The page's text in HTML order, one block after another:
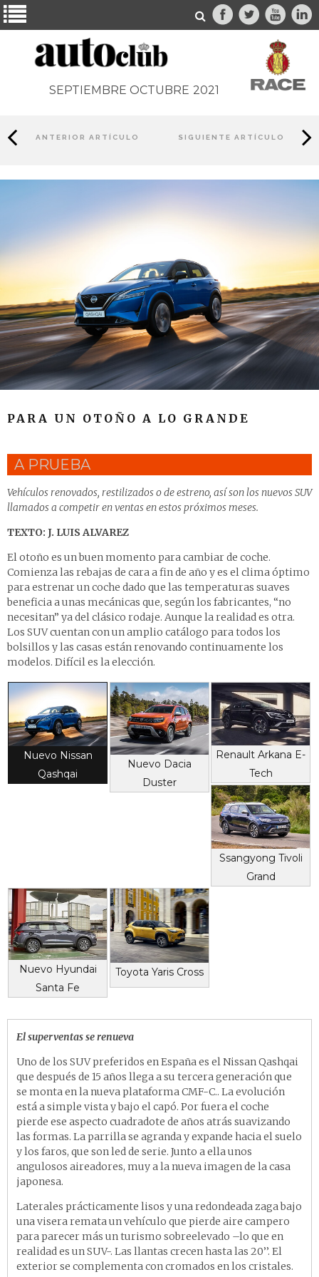
SEPTIEMBRE OCTUBRE 2021
ANTERIOR ARTÍCULO SIGUIENTE ARTÍCULO
PARA UN OTOÑO A LO GRANDE
A PRUEBA
Vehículos renovados, restilizados o de estreno, así son los nuevos SUV
llamados a competir en ventas en estos próximos meses.
TEXTO: J. LUIS ALVAREZ
El otoño es un buen momento para cambiar de coche.
Comienza las rebajas de cara a fin de año y es el clima óptimo
para estrenar un coche dado que las temperaturas suaves
beneficia a unas mecánicas que, según los fabricantes, “no
necesitan” ya del clásico rodaje. Aunque la realidad es otra.
Los SUV cuentan con un amplio catálogo para todos los
bolsillos y las casas están renovando continuamente los
modelos. Difícil es la elección.
Nuevo Nissan
Qashqai
Nuevo Dacia
Duster
Renault Arkana E-
Tech
Ssangyong Tivoli
Grand
Nuevo Hyundai
Santa Fe
Toyota Yaris Cross
El superventas se renueva
Uno de los SUV preferidos en España es el Nissan Qashqai
que después de 15 años llega a su tercera generación que
se monta en la nueva plataforma CMF-C.. La evolución
está a simple vista y bajo el capó. Por fuera el coche
pierde ese aspecto cuadradote de años atrás suavizando
las formas. La parrilla se agranda y expande hacia el suelo
y los faros, que son led de serie. Junto a ella unos
angulosos aireadores, muy a la nueva imagen de la casa
japonesa.
Laterales prácticamente lisos y una redondeada zaga bajo
una visera remata un vehículo que pierde aire campero
para parecer más un turismo sobreelevado –lo que en
realidad es un SUV-. Las llantas crecen hasta las 20’’. El
exterior se complementa con cromados en los cristales.